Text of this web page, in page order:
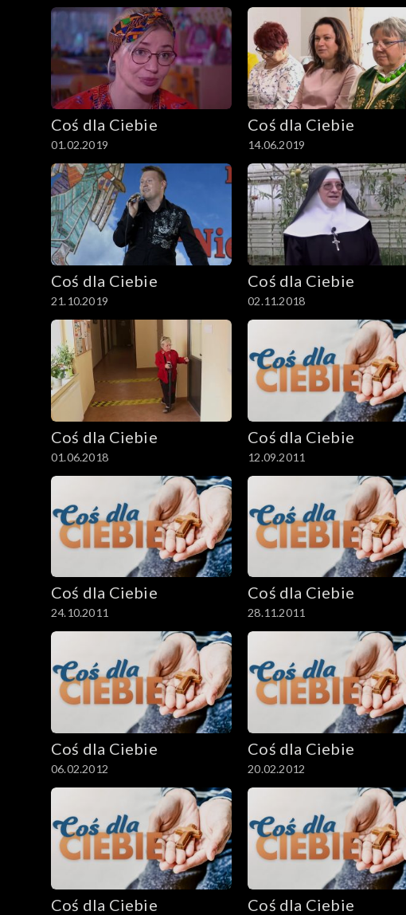
Coś dla Ciebie
01.02.2019
Coś dla Ciebie
14.06.2019
Coś dla Ciebie
21.10.2019
Coś dla Ciebie
02.11.2018
Coś dla Ciebie
01.06.2018
Coś dla Ciebie
12.09.2011
Coś dla Ciebie
24.10.2011
Coś dla Ciebie
28.11.2011
Coś dla Ciebie
06.02.2012
Coś dla Ciebie
20.02.2012
Coś dla Ciebie Coś dla Ciebie